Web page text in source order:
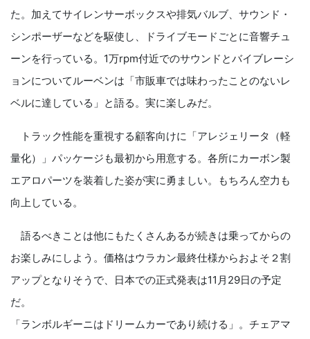
た。加えてサイレンサーボックスや排気バルブ、サウンド・
シンポーザーなどを駆使し、ドライブモードごとに音響チュ
ーンを行っている。1万rpm付近でのサウンドとバイブレーシ
ョンについてルーベンは「市販車では味わったことのないレ
ベルに達している」と語る。実に楽しみだ。
トラック性能を重視する顧客向けに「アレジェリータ（軽
量化）」パッケージも最初から用意する。各所にカーボン製
エアロパーツを装着した姿が実に勇ましい。もちろん空力も
向上している。
語るべきことは他にもたくさんあるが続きは乗ってからの
お楽しみにしよう。価格はウラカン最終仕様からおよそ２割
アップとなりそうで、日本での正式発表は11月29日の予定
だ。
「ランボルギーニはドリームカーであり続ける」。チェアマ